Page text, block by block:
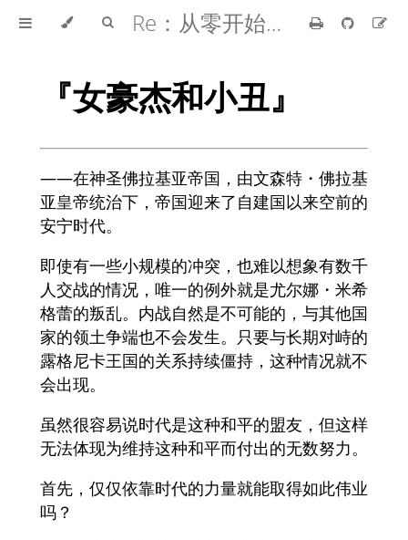
Re：从零开始的异世界生活
『女豪杰和小丑』
――在神圣佛拉基亚帝国，由文森特・佛拉基
亚皇帝统治下，帝国迎来了自建国以来空前的
安宁时代。
即使有一些小规模的冲突，也难以想象有数千
人交战的情况，唯一的例外就是尤尔娜・米希
格蕾的叛乱。内战自然是不可能的，与其他国
家的领土争端也不会发生。只要与长期对峙的
露格尼卡王国的关系持续僵持，这种情况就不
会出现。
虽然很容易说时代是这种和平的盟友，但这样
无法体现为维持这种和平而付出的无数努力。
首先，仅仅依靠时代的力量就能取得如此伟业
吗？